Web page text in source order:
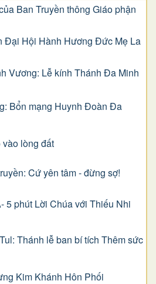
Ban Truyền thông Giáo phận
Đại Hội Hành Hương Đức Mẹ La
Vương: Lễ kính Thánh Đa Minh
Bổn mạng Huynh Đoàn Đa
lòng đất
Cứ yên tâm - đừng sợ!
5 phút Lời Chúa với Thiếu Nhi
Thánh lễ ban bí tích Thêm sức
Kim Khánh Hôn Phối